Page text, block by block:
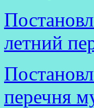
летний
перечня